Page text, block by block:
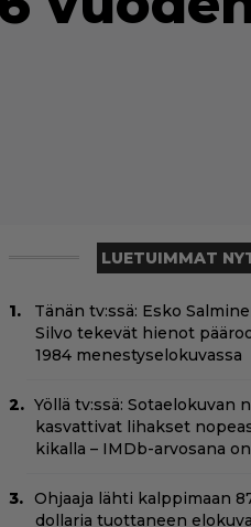
LUETUIMMAT
Tänän tv:ssä: Esko
Silvo tekevät hienot
1984 menestyselokuvassa
Yöllä tv:ssä: Sotaelokuvan
kasvattivat lihakset
kikalla – IMDb-arvosana on
Ohjaaja lähti kalppimaan
dollaria tuottaneen